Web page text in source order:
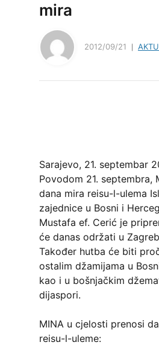
mira
2012/09/21
Sarajevo, 21. septembar
Povodom 21. septembra,
dana mira reisu-l-ulema
zajednice u Bosni i
Mustafa ef. Cerić je
će danas održati u
Također hutba će biti
ostalim džamijama u
kao i u bošnjačkim
dijaspori.
MINA u cjelosti prenosi
reisu-l-uleme: